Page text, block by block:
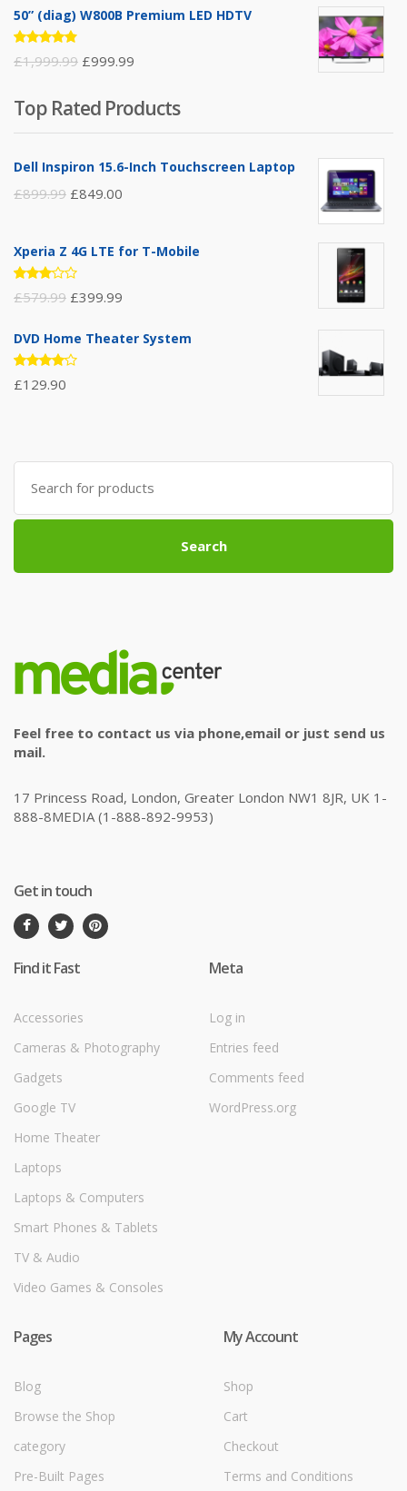
5
50” (diag) W800B Premium LED HDTV
Rated
4.75 out
£1,999.99 £999.99
Top Rated Products
Dell Inspiron 15.6-Inch Touchscreen Laptop
£899.99 £849.00
Xperia Z 4G LTE for T-Mobile
Rated
3.00
5
£579.99 £399.99
DVD Home Theater System
Rated
4.00
£129.90
Search
for:
Search
Feel free to contact us via phone,email or just send us
mail.
17 Princess Road, London, Greater London NW1 8JR, UK 1-
888-8MEDIA (1-888-892-9953)
Get in touch
Find it Fast
Accessories
Cameras & Photography
Gadgets
Google TV
Home Theater
Laptops
Laptops & Computers
Smart Phones & Tablets
TV & Audio
Video Games & Consoles
Meta
Log in
Entries feed
Comments feed
WordPress.org
Pages
Blog
Browse the Shop
category
Pre-Built Pages
My Account
Shop
Cart
Checkout
Terms and Conditions